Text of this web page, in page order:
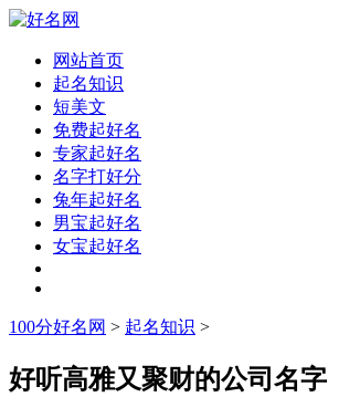
网站首页
起名知识
短美文
免费起好名
专家起好名
名字打好分
兔年起好名
男宝起好名
女宝起好名
100分好名网 > 起名知识 >
好听高雅又聚财的公司名字